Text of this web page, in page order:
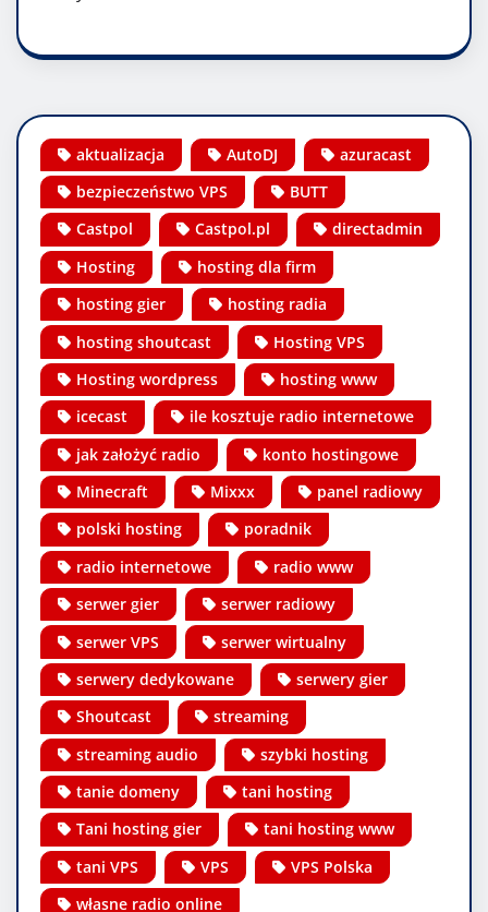
aktualizacja AutoDJ
azuracast
bezpieczeństwo VPS
BUTT
Castpol
Castpol.pl
directadmin
Hosting
hosting dla firm
hosting gier
hosting radia
hosting shoutcast
Hosting VPS
Hosting wordpress
hosting www
icecast
ile kosztuje radio internetowe
jak założyć radio
konto hostingowe
Minecraft
Mixxx
panel radiowy
polski hosting
poradnik
radio internetowe
radio www
serwer gier
serwer radiowy
serwer VPS
serwer wirtualny
serwery dedykowane
serwery gier
Shoutcast
streaming
streaming audio
szybki hosting
tanie domeny
tani hosting
Tani hosting gier
tani hosting www
tani VPS
VPS
VPS Polska
własne radio online